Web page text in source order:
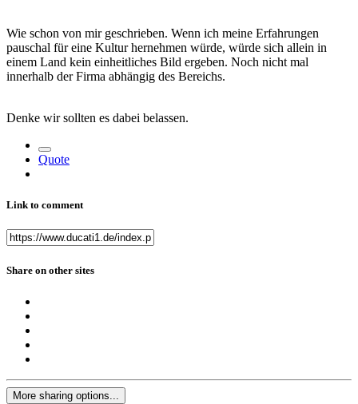
Wie schon von mir geschrieben. Wenn ich meine Erfahrungen
pauschal für eine Kultur hernehmen würde, würde sich allein in
einem Land kein einheitliches Bild ergeben. Noch nicht mal
innerhalb der Firma abhängig des Bereichs.
Denke wir sollten es dabei belassen.
Quote
Link to comment
Share on other sites
More sharing options...